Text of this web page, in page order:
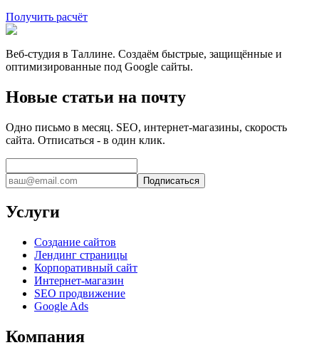
Получить расчёт
Веб-студия в Таллине. Создаём быстрые, защищённые и
оптимизированные под Google сайты.
Новые статьи на почту
Одно письмо в месяц. SEO, интернет-магазины, скорость
сайта. Отписаться - в один клик.
Подписаться
Услуги
Создание сайтов
Лендинг страницы
Корпоративный сайт
Интернет-магазин
SEO продвижение
Google Ads
Компания